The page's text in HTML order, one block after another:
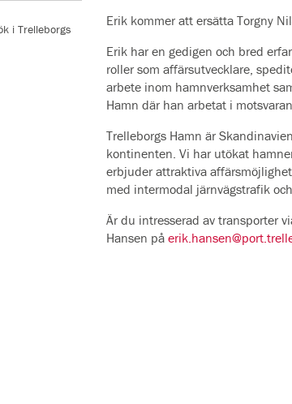
i Trelleborgs
Erik kommer att ersätta Torgny
Erik har en gedigen och bred
roller som affärsutvecklare,
arbete inom hamnverksamhet
Hamn där han arbetat i
Trelleborgs Hamn är
kontinenten. Vi har utökat
erbjuder attraktiva
med intermodal järnvägstrafik
Är du intresserad av transporter
Hansen på